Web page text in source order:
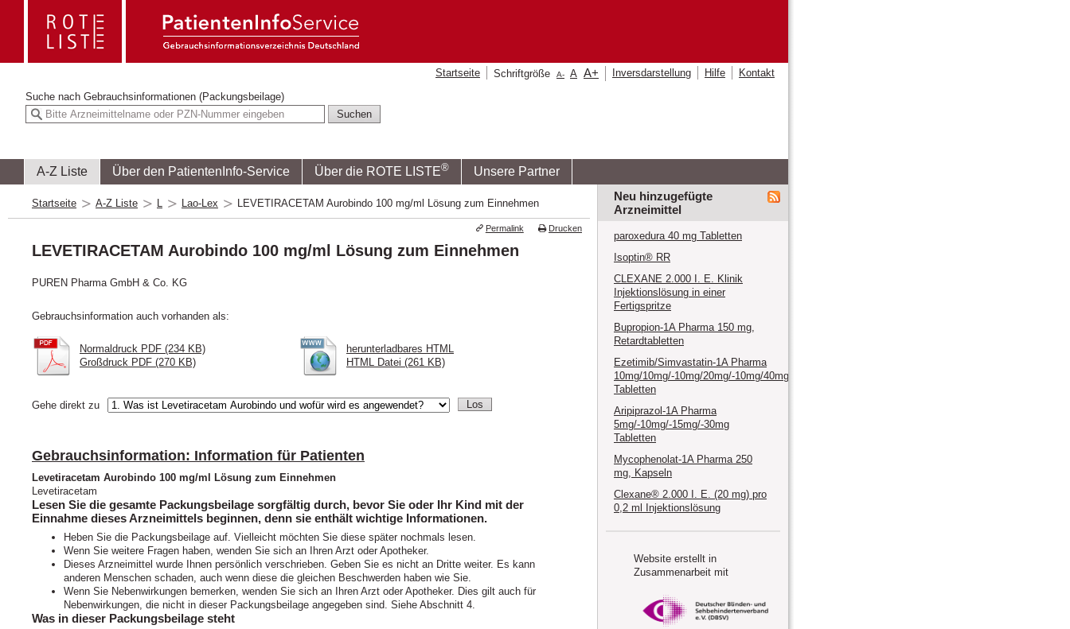
Suche nach Gebrauchsinformationen (Packungsbeilage)
A-Z Liste Über den PatientenInfo-Service Über die ROTE LISTE® Unsere Partner
Startseite Schriftgröße A- A A+ Inversdarstellung Hilfe Kontakt
Startseite A-Z Liste Lao-Lex LEVETIRACETAM Aurobindo 100 mg/ml Lösung zum Einnehmen
LEVETIRACETAM Aurobindo 100 mg/ml Lösung zum Einnehmen
PUREN Pharma GmbH & Co. KG
Gebrauchsinformation auch vorhanden als:
Normaldruck PDF (234 KB)
Großdruck PDF (270 KB)
herunterladbares HTML
HTML Datei (261 KB)
Gehe direkt zu
Gebrauchsinformation: Information für Patienten
Levetiracetam Aurobindo 100 mg/ml Lösung zum Einnehmen
Levetiracetam
Lesen Sie die gesamte Packungsbeilage sorgfältig durch, bevor Sie oder Ihr Kind mit der
Einnahme dieses Arzneimittels beginnen, denn sie enthält wichtige Informationen.
Heben Sie die Packungsbeilage auf. Vielleicht möchten Sie diese später nochmals lesen.
Wenn Sie weitere Fragen haben, wenden Sie sich an Ihren Arzt oder Apotheker.
Dieses Arzneimittel wurde Ihnen persönlich verschrieben. Geben Sie es nicht an Dritte weiter. Es kann
anderen Menschen schaden, auch wenn diese die gleichen Beschwerden haben wie Sie.
Wenn Sie Nebenwirkungen bemerken, wenden Sie sich an Ihren Arzt oder Apotheker. Dies gilt auch für
Nebenwirkungen, die nicht in dieser Packungsbeilage angegeben sind. Siehe Abschnitt 4.
Was in dieser Packungsbeilage steht
Permalink Drucken
Neu hinzugefügte
Arzneimittel
paroxedura 40 mg Tabletten
Isoptin® RR
CLEXANE 2.000 I. E. Klinik
Injektionslösung in einer
Fertigspritze
Bupropion-1A Pharma 150 mg,
Retardtabletten
Ezetimib/Simvastatin-1A Pharma
10mg/10mg/-10mg/20mg/-10mg/40mg/-10mg/80mg
Tabletten
Aripiprazol-1A Pharma
5mg/-10mg/-15mg/-30mg
Tabletten
Mycophenolat-1A Pharma 250
mg, Kapseln
Clexane® 2.000 I. E. (20 mg) pro
0,2 ml Injektionslösung
Website erstellt in
Zusammenarbeit mit